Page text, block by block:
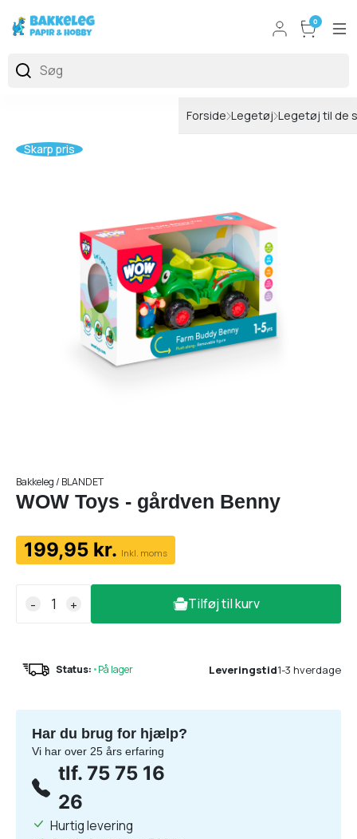
0
Forside Legetøj Legetøj til de
Skarp pris
Bakkeleg / BLANDET
WOW Toys - gårdven Benny
199,95 kr. Inkl. moms
- + Tilføj til kurv
Status: •På lager Leveringstid1-3 hverdage
Har du brug for hjælp?
Vi har over 25 års erfaring
tlf. 75 75 16
26
Hurtig levering